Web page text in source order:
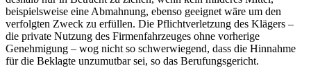
beispielsweise eine Abmahnung, ebenso geeignet wäre um den
verfolgten Zweck zu erfüllen. Die Pflichtverletzung des Klägers –
die private Nutzung des Firmenfahrzeuges ohne vorherige
Genehmigung – wog nicht so schwerwiegend, dass die Hinnahme
für die Beklagte unzumutbar sei, so das Berufungsgericht.